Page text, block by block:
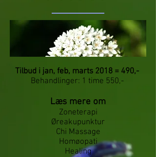
Tilbud i jan, feb, marts 2018 = 490,-
Behandlinger: 1 time 550,-
Læs mere om
Zoneterapi
Øreakupunktur
Chi Massage
Homøopati
Healing